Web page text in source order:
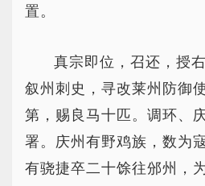
置。
真宗即位，召还，授
叙州刺史，寻改莱州防御
第，赐良马十匹。调环、
署。庆州有野鸡族，数为
有骁捷卒二十馀往邠州，